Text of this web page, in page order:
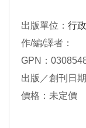
出版單位： 行
作/編/譯者：
GPN：
出版／創刊日
價格：未定價